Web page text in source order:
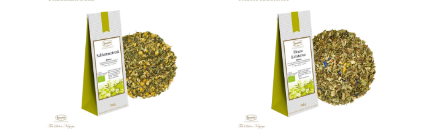
特定商取引法について
お問い合わせ